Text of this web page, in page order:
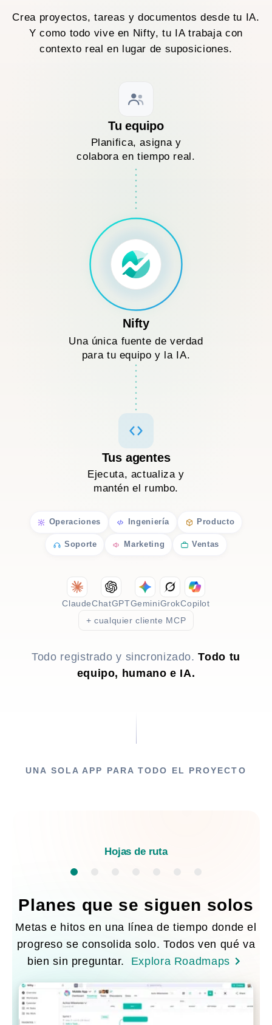
Crea proyectos, tareas y documentos desde tu IA.
Y como todo vive en Nifty, tu IA trabaja con
contexto real en lugar de suposiciones.
Operaciones Ingeniería Producto
Soporte Marketing Ventas
Tu equipo
Planifica, asigna y
colabora en tiempo real.
Nifty
Una única fuente de verdad
para tu equipo y la IA.
Tus agentes
Ejecuta, actualiza y
mantén el rumbo.
ClaudeChatGPTGeminiGrokCopilot
+ cualquier cliente MCP
Todo registrado y sincronizado.Todo tu
equipo, humano e IA.
UNA SOLA APP PARA TODO EL PROYECTO
Hojas de ruta
Planes que se siguen solos
Metas e hitos en una línea de tiempo donde el
progreso se consolida solo. Todos ven qué va
bien sin preguntar.
Explora Roadmaps